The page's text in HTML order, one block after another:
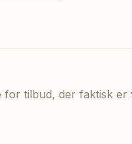
for tilbud, der faktisk